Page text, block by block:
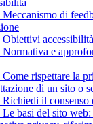
Meccanismo di
Obiettivi accessibilità
Normativa e
Come rispettare la
di un sito o
Richiedi il consenso
Le basi del sito web: